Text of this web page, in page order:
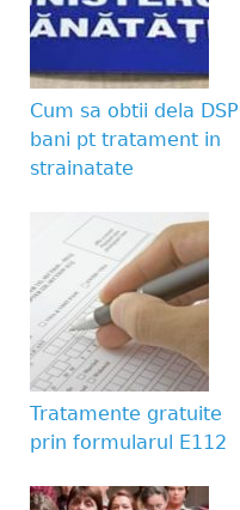
Cum sa obtii dela DSP
bani pt tratament in
strainatate
Tratamente gratuite
prin formularul E112